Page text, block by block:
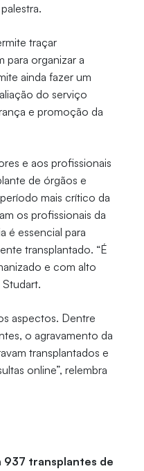
traçar
para organizar a
ainda fazer um
do serviço
e promoção da
e aos profissionais
de órgãos e
mais crítico da
os profissionais da
é essencial para
transplantado. “É
e com alto
Studart.
aspectos. Dentre
o agravamento da
transplantados e
online”, relembra
937 transplantes de